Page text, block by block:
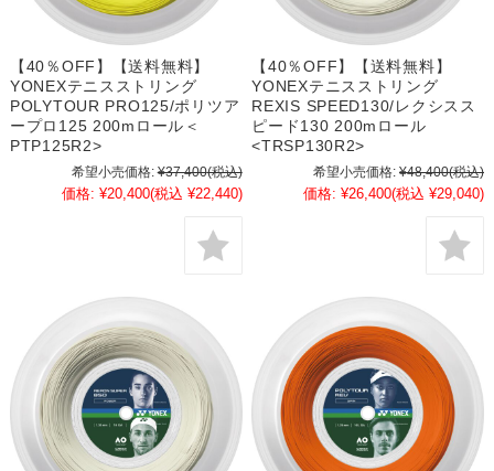
【40％OFF】【送料無料】
YONEXテニスストリング
POLYTOUR PRO125/ポリツア
ープロ125 200mロール＜
PTP125R2>
希望小売価格: ¥37,400(税込)
価格: ¥20,400(税込 ¥22,440)
【40％OFF】【送料無料】
YONEXテニスストリング
REXIS SPEED130/レクシスス
ピード130 200mロール
<TRSP130R2>
希望小売価格: ¥48,400(税込)
価格: ¥26,400(税込 ¥29,040)